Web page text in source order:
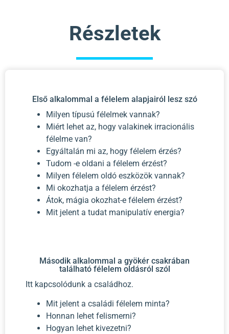
Részletek
Első alkalommal a félelem alapjairól lesz szó
Milyen típusú félelmek vannak?
Miért lehet az, hogy valakinek irracionális
félelme van?
Egyáltalán mi az, hogy félelem érzés?
Tudom -e oldani a félelem érzést?
Milyen félelem oldó eszközök vannak?
Mi okozhatja a félelem érzést?
Átok, mágia okozhat-e félelem érzést?
Mit jelent a tudat manipulatív energia?
Második alkalommal a gyökér csakrában
található félelem oldásról szól
Itt kapcsolódunk a családhoz.
Mit jelent a családi félelem minta?
Honnan lehet felismerni?
Hogyan lehet kivezetni?